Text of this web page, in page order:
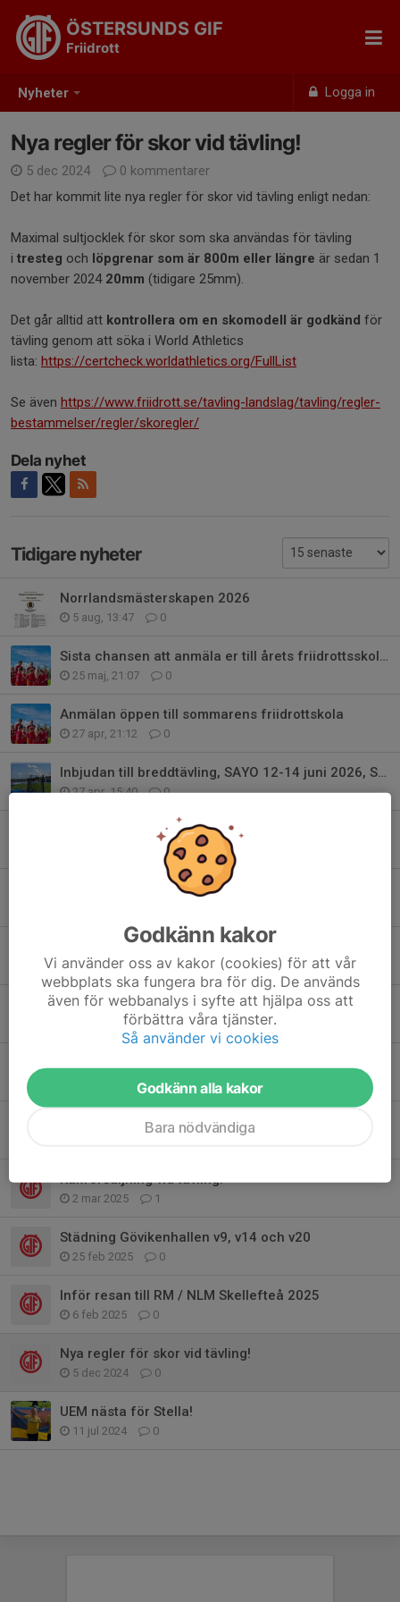
Nyheter Logga in
ÖSTERSUNDS GIF
Friidrott
Nya regler för skor vid tävling!
5 dec 2024
0 kommentarer
Det har kommit lite nya regler för skor vid tävling enligt nedan:
Maximal sultjocklek för skor som ska användas för tävling
i tresteg och löpgrenar som är 800m eller längre är sedan 1
november 2024 20mm (tidigare 25mm).
Det går alltid att kontrollera om en skomodell är godkänd för
tävling genom att söka i World Athletics
lista: https://certcheck.worldathletics.org/FullList
Se även https://www.friidrott.se/tavling-landslag/tavling/regler-
bestammelser/regler/skoregler/
Dela nyhet
Tidigare nyheter
Norrlandsmästerskapen 2026
5 aug, 13:47 0
Sista chansen att anmäla er till årets friidrottsskola!
25 maj, 21:07 0
Anmälan öppen till sommarens friidrottskola
27 apr, 21:12 0
Inbjudan till breddtävling, SAYO 12-14 juni 2026, Sollentuna
27 apr, 15:40 0
Gövikenhallen en uppdatering
0
Information från ÖGIF dagen okt 2025
Klubbrekorden uppdaterade
27 sep 2025 0
Ny träningsgrupp för barn födda 2018
10 sep 2025 0
0
Veteran-SM 2026 till Östersund!
Kakförsäljning vid tävling.
2 mar 2025 1
Städning Gövikenhallen v9, v14 och v20
25 feb 2025 0
Inför resan till RM / NLM Skellefteå 2025
6 feb 2025 0
Nya regler för skor vid tävling!
5 dec 2024 0
UEM nästa för Stella!
11 jul 2024 0
Godkänn kakor
Vi använder oss av kakor (cookies) för att vår
webbplats ska fungera bra för dig. De används
även för webbanalys i syfte att hjälpa oss att
förbättra våra tjänster.
Så använder vi cookies
Godkänn alla kakor
Bara nödvändiga